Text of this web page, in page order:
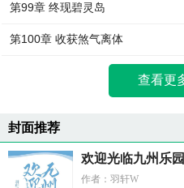
第99章 终现碧灵岛
第100章 收获煞气离体
查看更
封面推荐
欢迎光临九州乐
作者：羽轩W